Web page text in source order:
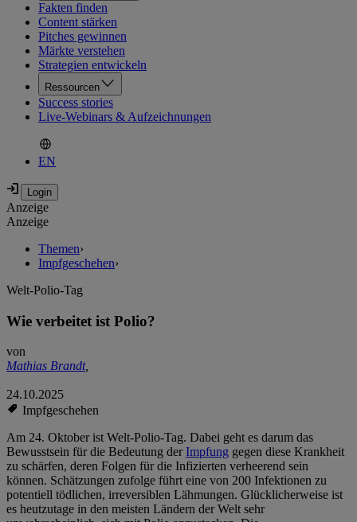
Fakten finden
Content stärken
Pitches gewinnen
Märkte verstehen
Strategien entwickeln
Ressourcen
Success stories
Live-Webinars & Aufzeichnungen
EN
Anzeige
Anzeige
Themen›
Impfgeschehen›
Welt-Polio-Tag
Wie verbeitet ist Polio?
von
Mathias Brandt,
24.10.2025
Impfgeschehen
Am 24. Oktober ist Welt-Polio-Tag. Dabei geht es darum das
Bewusstsein für die Bedeutung derImpfung gegen diese Krankheit
zu schärfen, deren Folgen für die Infizierten verheerend sein
können. Schätzungen zufolge führt eine von 200 Infektionen zu
potentiell tödlichen, irreversiblen Lähmungen. Glücklicherweise ist
es heutzutage in den meisten Ländern der Welt sehr